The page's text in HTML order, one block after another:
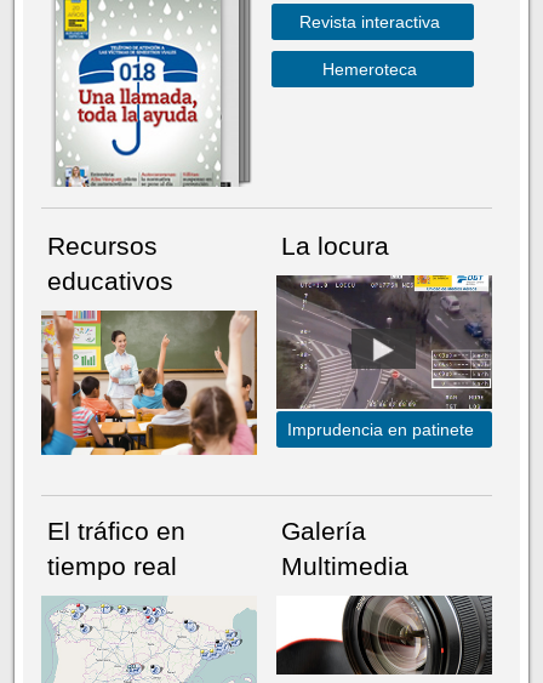
Revista interactiva
Hemeroteca
Recursos
educativos
La locura
Imprudencia en patinete
El tráfico en
tiempo real
Galería
Multimedia